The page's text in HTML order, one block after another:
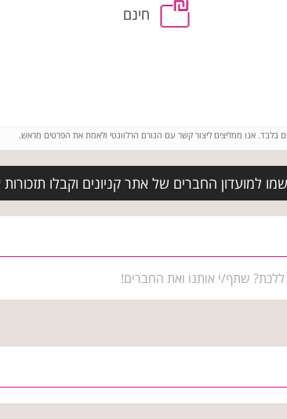
חינם
בלבד. אנו ממליצים ליצור קשר עם הגורם הרלוונטי ולאמת את הפרטים מראש.
למועדון החברים של אתר קניונים וקבלו תזכורות
ללכת? שתף/י אותנו ואת החברים!